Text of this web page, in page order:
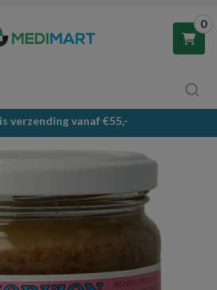
0
is leeg.
met producten.
verzending vanaf €55,-